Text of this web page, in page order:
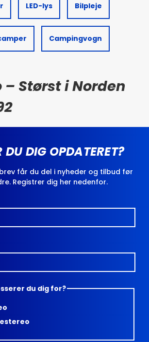
LED-lys Bilpleje
Campingvogn
Størst i Norden
DU DIG OPDATERET?
får du del i nyheder og tilbud før
Registrer dig her nedenfor.
du dig for?